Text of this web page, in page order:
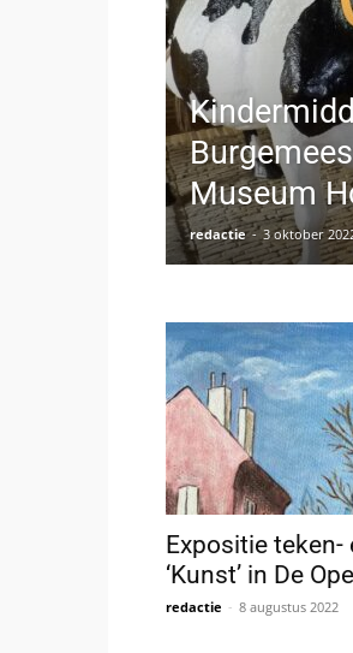
Museum
redactie - 3 oktober
Expositie
‘Kunst’ in De
redactie - 8 augustus 2022